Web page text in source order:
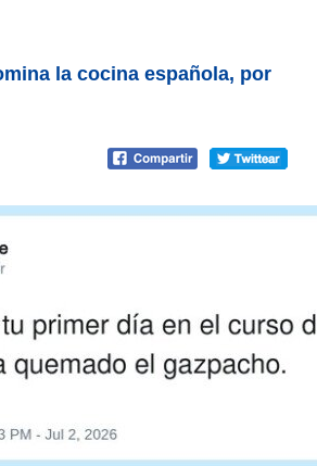
la cocina española, por